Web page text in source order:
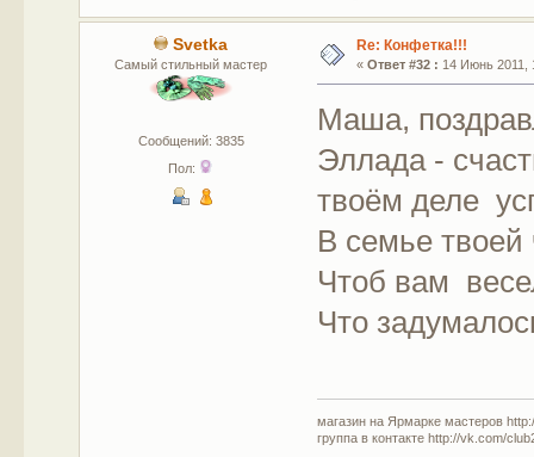
Svetka
Самый стильный мастер
Сообщений: 3835
Пол:
Re: Конфетка!!!
« Ответ #32 : 14 Июнь 2011,
Маша,
Эллада -
твоём деле
В семье твоей
Чтоб вам
Что
магазин на Ярмарке мастеров
группа в контакте http://vk.com/